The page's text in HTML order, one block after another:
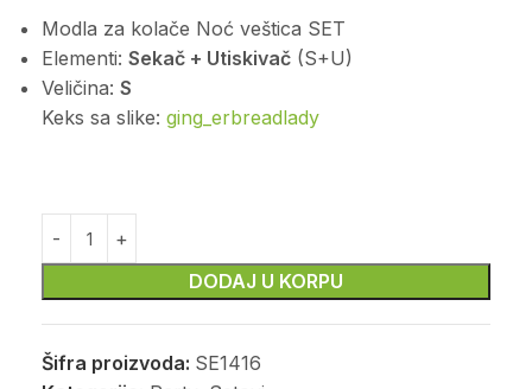
Modla za kolače Noć veštica SET
Elementi: Sekač + Utiskivač (S+U)
Veličina: S
Keks sa slike: ging_erbreadlady
DODAJ U KORPU
Šifra proizvoda: SE1416